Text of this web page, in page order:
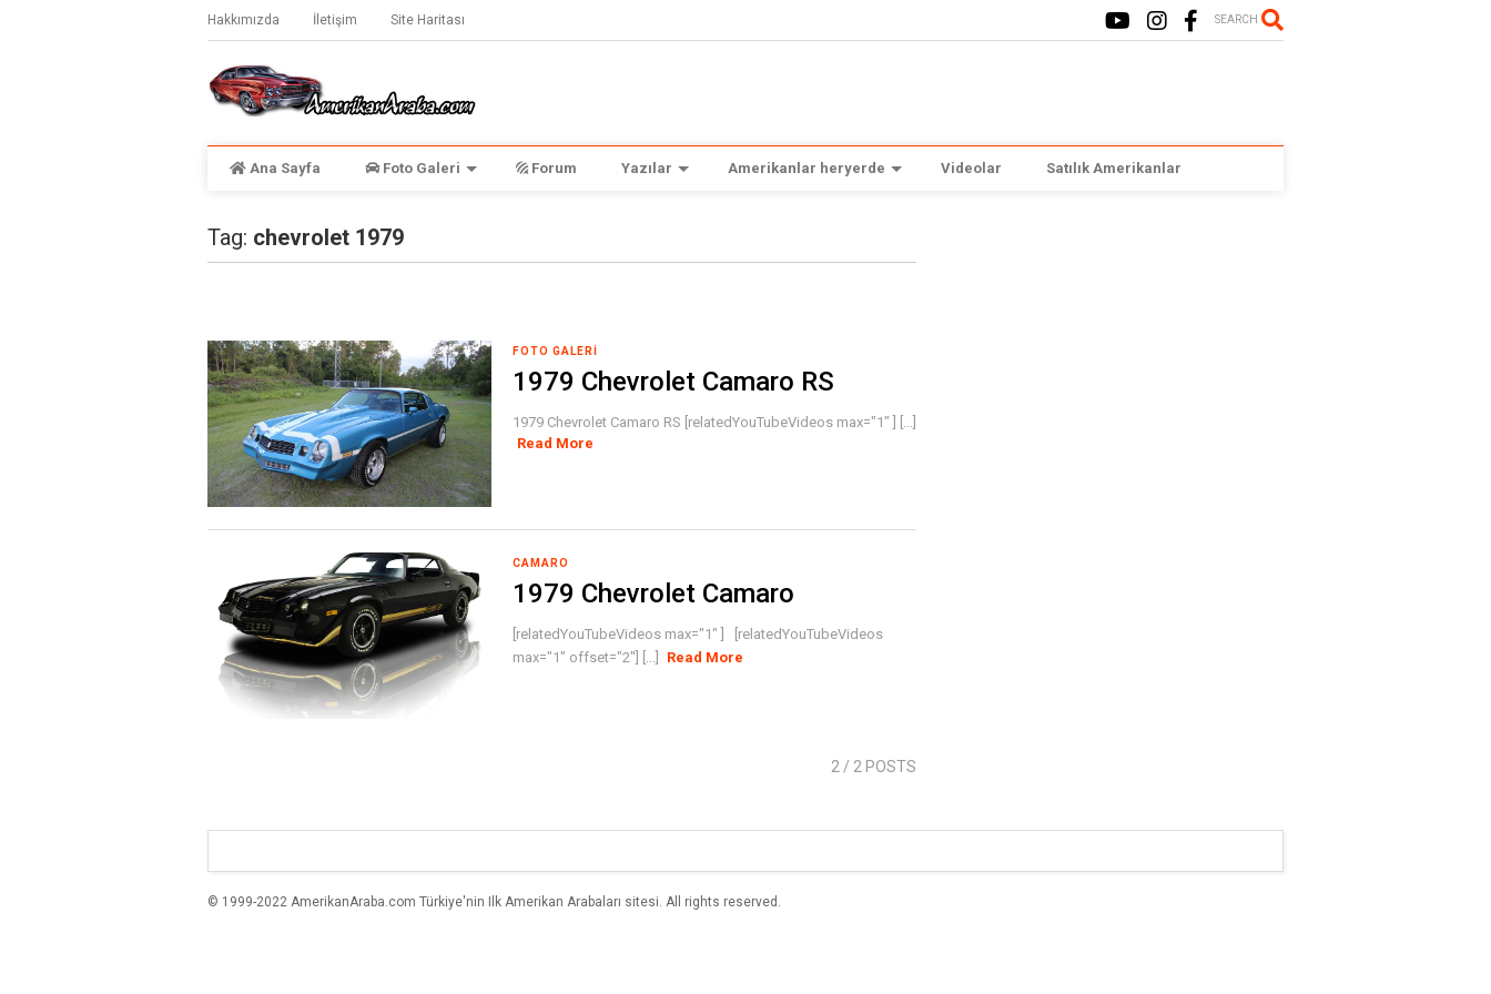
Hakkımızda İletişim Site Haritası SEARCH
Ana Sayfa Foto Galeri Forum Yazılar Amerikanlar heryerde Videolar Satılık Amerikanlar
Tag: chevrolet 1979
FOTO GALERI
1979 Chevrolet Camaro RS
1979 Chevrolet Camaro RS [relatedYouTubeVideos max="1" ] [...]
Read More
CAMARO
1979 Chevrolet Camaro
[relatedYouTubeVideos max="1" ] [relatedYouTubeVideos
max="1" offset="2"] [...]
Read More
2 / 2 POSTS
© 1999-2022 AmerikanAraba.com Türkiye'nin Ilk Amerikan Arabaları sitesi. All rights reserved.